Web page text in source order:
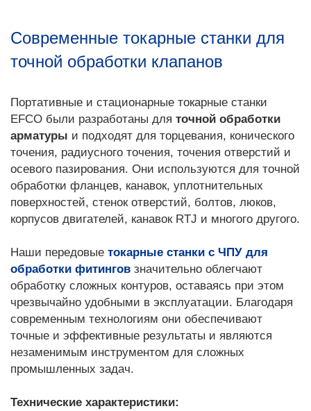
Современные токарные станки для
точной обработки клапанов
Портативные и стационарные токарные станки
EFCO были разработаны для точной обработки
арматуры и подходят для торцевания, конического
точения, радиусного точения, точения отверстий и
осевого пазирования. Они используются для точной
обработки фланцев, канавок, уплотнительных
поверхностей, стенок отверстий, болтов, люков,
корпусов двигателей, канавок RTJ и многого другого.
Наши передовые токарные станки с ЧПУ для
обработки фитингов значительно облегчают
обработку сложных контуров, оставаясь при этом
чрезвычайно удобными в эксплуатации. Благодаря
современным технологиям они обеспечивают
точные и эффективные результаты и являются
незаменимым инструментом для сложных
промышленных задач.
Технические характеристики: